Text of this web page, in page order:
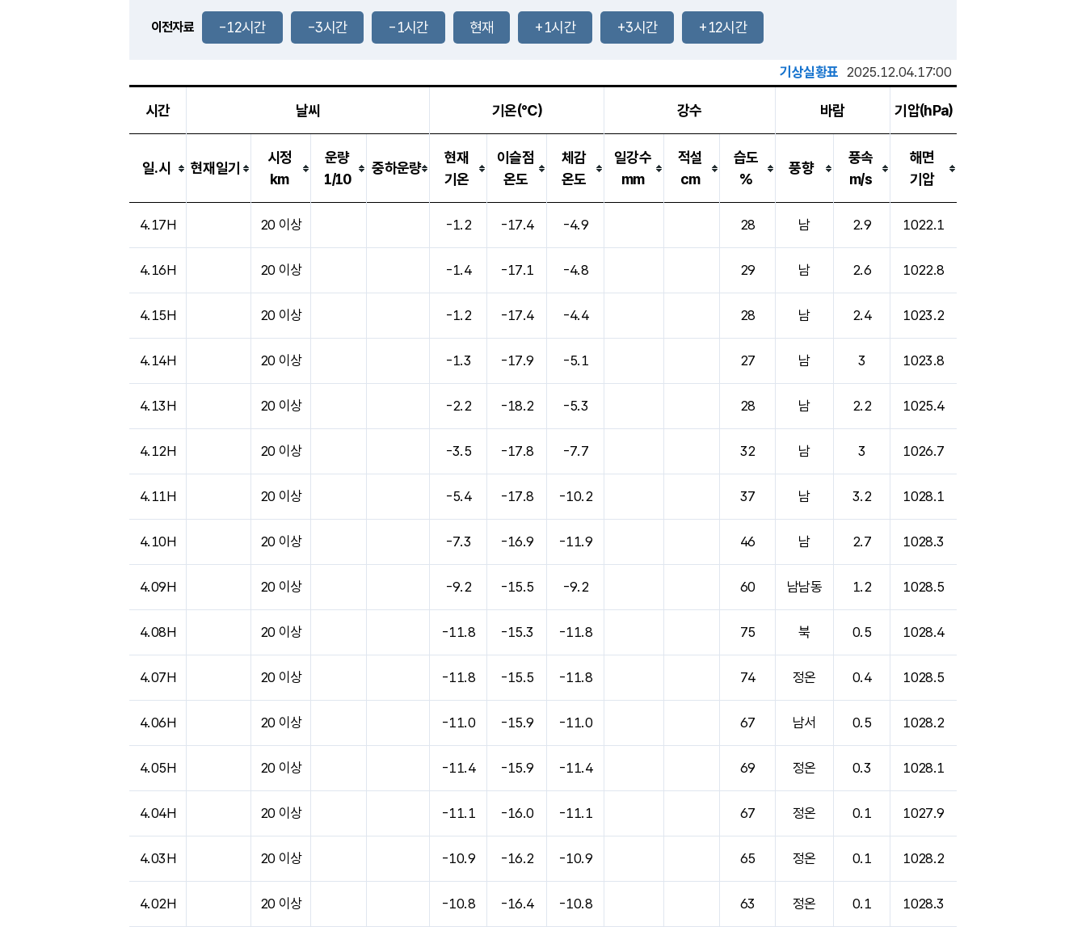
1.0m/s -mm
27.7
℃
-
31.5℃
0.0m/s
-mm
-mm
이전자료 -12시간 -3시간 -1시간 현재 +1시간 +3시간 +12시간
기상실황표 2025.12.04.17:00
시간 날씨 기온(℃) 강수 바람 기압(hPa)
일.시 현재일기
시정
km
운량
1/10
중하운량
현재
기온
이슬점
온도
체감
온도
일강수
mm
적설
cm
습도
%
풍향
풍속
m/s
해면
기압
4.17H 20 이상 -1.2 -17.4 -4.9 28 남 2.9 1022.1
4.16H 20 이상 -1.4 -17.1 -4.8 29 남 2.6 1022.8
4.15H 20 이상 -1.2 -17.4 -4.4 28 남 2.4 1023.2
4.14H 20 이상 -1.3 -17.9 -5.1 27 남 3 1023.8
4.13H 20 이상 -2.2 -18.2 -5.3 28 남 2.2 1025.4
4.12H 20 이상 -3.5 -17.8 -7.7 32 남 3 1026.7
4.11H 20 이상 -5.4 -17.8 -10.2 37 남 3.2 1028.1
4.10H 20 이상 -7.3 -16.9 -11.9 46 남 2.7 1028.3
4.09H 20 이상 -9.2 -15.5 -9.2 60 남남동 1.2 1028.5
4.08H 20 이상 -11.8 -15.3 -11.8 75 북 0.5 1028.4
4.07H 20 이상 -11.8 -15.5 -11.8 74 정온 0.4 1028.5
4.06H 20 이상 -11.0 -15.9 -11.0 67 남서 0.5 1028.2
4.05H 20 이상 -11.4 -15.9 -11.4 69 정온 0.3 1028.1
4.04H 20 이상 -11.1 -16.0 -11.1 67 정온 0.1 1027.9
4.03H 20 이상 -10.9 -16.2 -10.9 65 정온 0.1 1028.2
4.02H 20 이상 -10.8 -16.4 -10.8 63 정온 0.1 1028.3